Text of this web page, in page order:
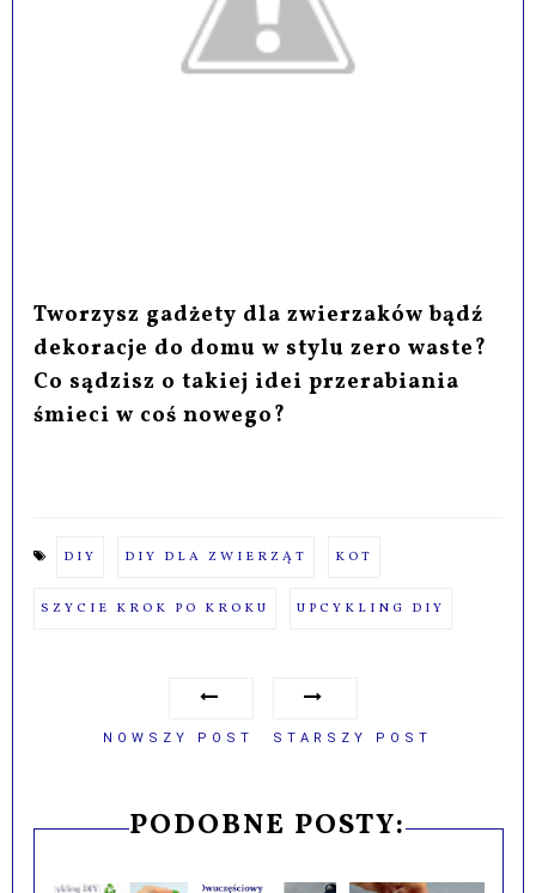
Tworzysz gadżety dla zwierzaków bądź
dekoracje do domu w stylu zero waste?
Co sądzisz o takiej idei przerabiania
śmieci w coś nowego?
DIY DIY DLA ZWIERZĄT KOT
SZYCIE KROK PO KROKU UPCYKLING DIY
NOWSZY POST STARSZY POST
PODOBNE POSTY: